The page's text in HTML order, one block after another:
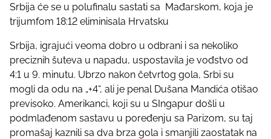
i
s
p
s
n
:
Srbija će se u polufinalu sastati sa Mađarskom, koja je
trijumfom 18:12 eliminisala Hrvatsku
Srbija, igrajući veoma dobro u odbrani i sa nekoliko
preciznih šuteva u napadu, uspostavila je vođstvo od
4:1 u 9. minutu. Ubrzo nakon četvrtog gola, Srbi su
mogli da odu na „+4“, ali je penal Dušana Mandića otišao
previsoko. Amerikanci, koji su u SIngapur došli u
podmlađenom sastavu u poređenju sa Parizom, su taj
promašaj kaznili sa dva brza gola i smanjili zaostatak na